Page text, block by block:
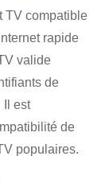
TV compatible
rapide
valide
de
Il est
de
populaires.